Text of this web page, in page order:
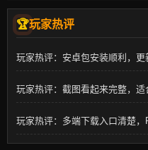
玩家热评
玩家热评：安卓包安装顺利，更
玩家热评：截图看起来完整，适
玩家热评：多端下载入口清楚，